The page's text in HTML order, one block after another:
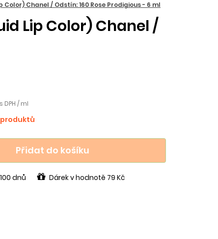
Chanel / Odstín: 160 Rose Prodigious - 6 ml
Lip Color) Chanel /
DPH / ml
Přidat do košíku
dnů Dárek v hodnotě 79 Kč